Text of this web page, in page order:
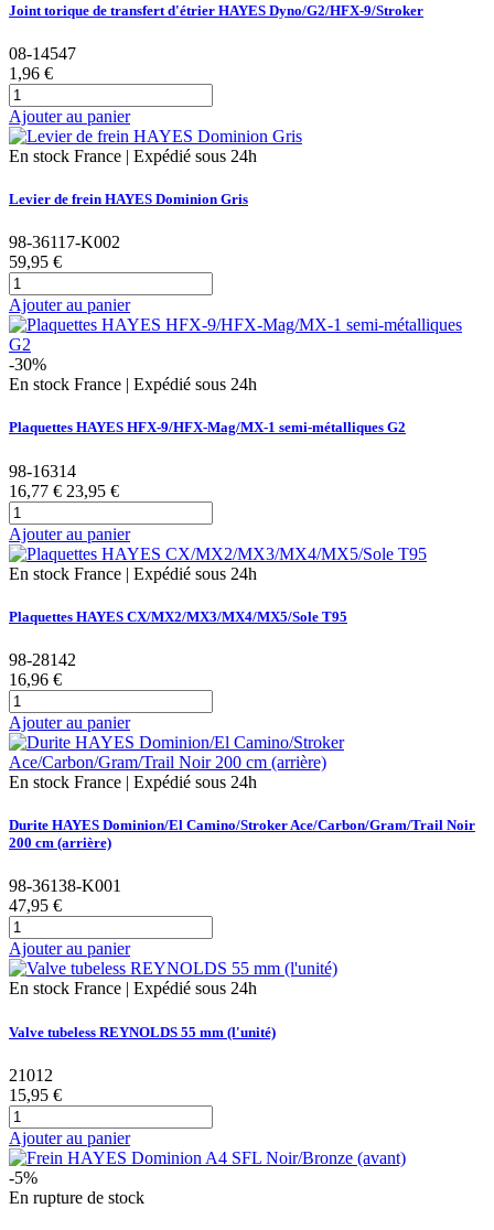
Joint torique de transfert d'étrier HAYES Dyno/G2/HFX-9/Stroker
08-14547
1,96 €
Ajouter au panier
En stock France | Expédié sous 24h
Levier de frein HAYES Dominion Gris
98-36117-K002
59,95 €
Ajouter au panier
-30%
En stock France | Expédié sous 24h
Plaquettes HAYES HFX-9/HFX-Mag/MX-1 semi-métalliques G2
98-16314
16,77 € 23,95 €
Ajouter au panier
En stock France | Expédié sous 24h
Plaquettes HAYES CX/MX2/MX3/MX4/MX5/Sole T95
98-28142
16,96 €
Ajouter au panier
En stock France | Expédié sous 24h
Durite HAYES Dominion/El Camino/Stroker Ace/Carbon/Gram/Trail Noir
200 cm (arrière)
98-36138-K001
47,95 €
Ajouter au panier
En stock France | Expédié sous 24h
Valve tubeless REYNOLDS 55 mm (l'unité)
21012
15,95 €
Ajouter au panier
-5%
En rupture de stock